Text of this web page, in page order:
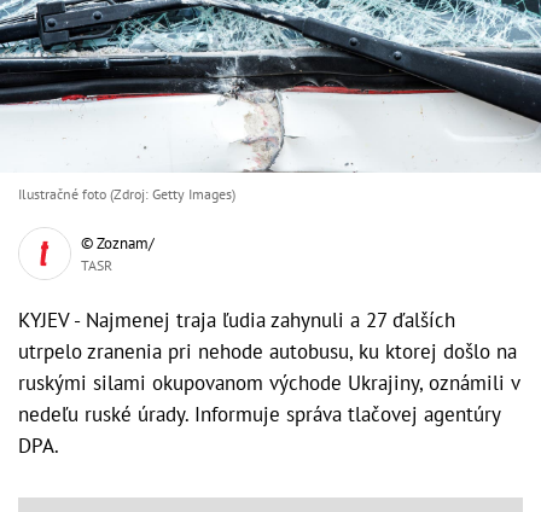
Ilustračné foto (Zdroj: Getty Images)
© Zoznam/
TASR
KYJEV - Najmenej traja ľudia zahynuli a 27 ďalších
utrpelo zranenia pri nehode autobusu, ku ktorej došlo na
ruskými silami okupovanom východe Ukrajiny, oznámili v
nedeľu ruské úrady. Informuje správa tlačovej agentúry
DPA.